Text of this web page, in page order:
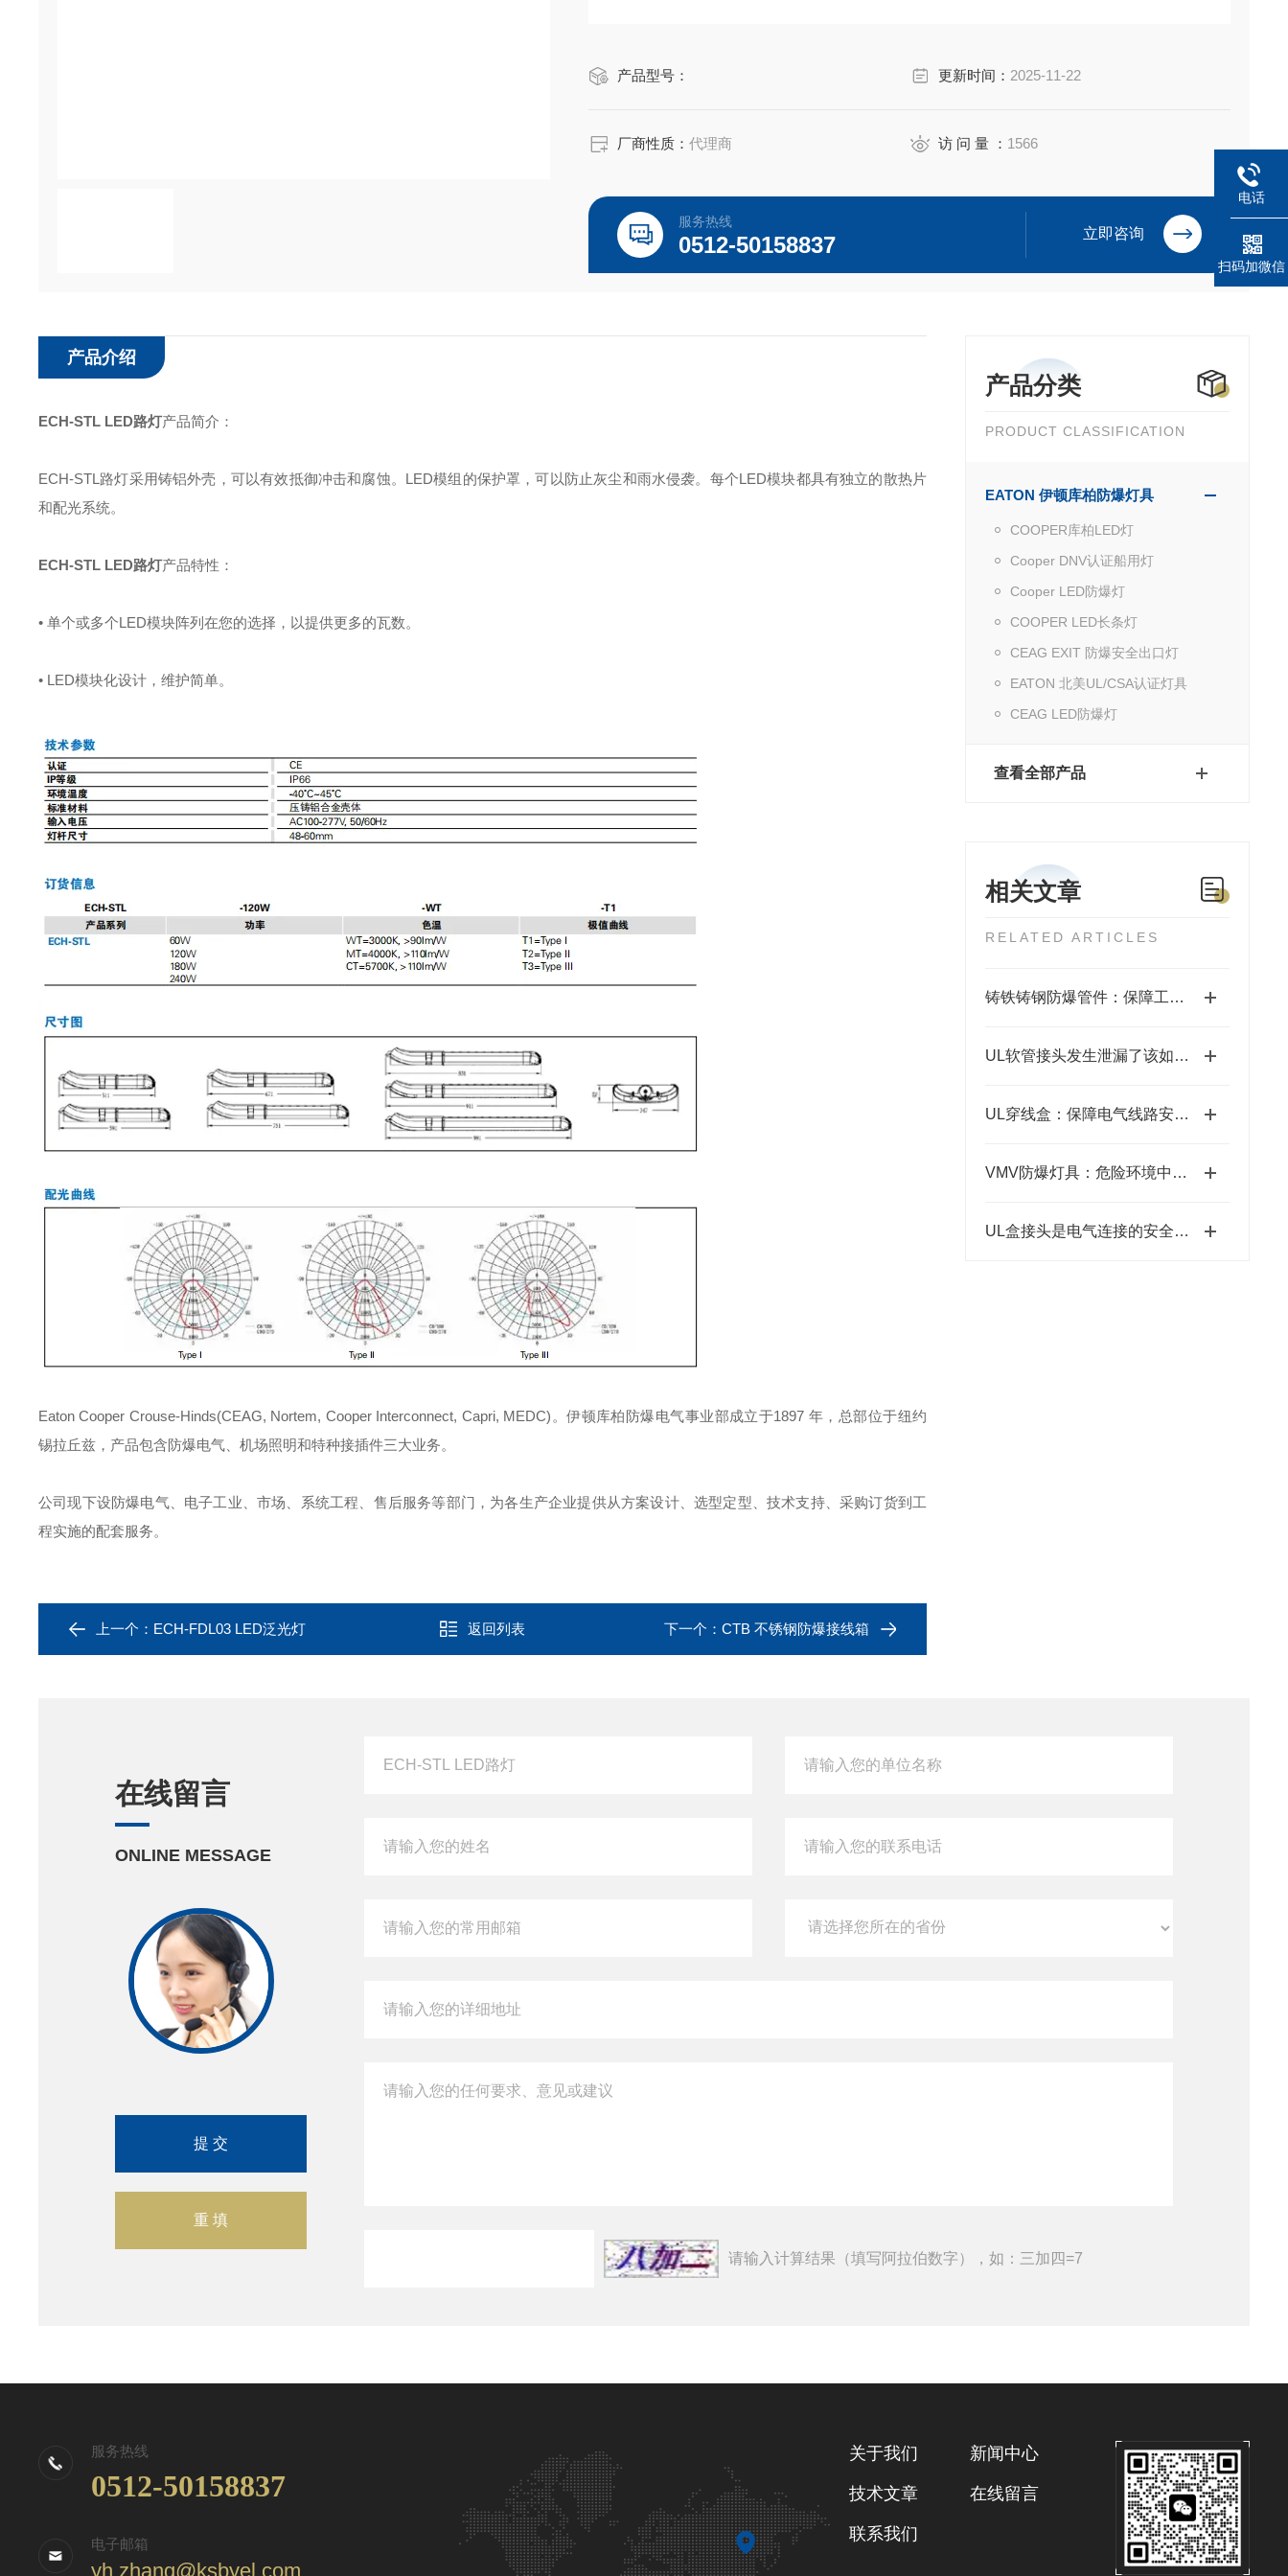
产品型号： 更新时间： 2025-11-22
厂商性质：代理商 访 问 量 ： 1566
服务热线
0512-50158837 立即咨询
产品分类
PRODUCT CLASSIFICATION
EATON 伊顿库柏防爆灯具
COOPER库柏LED灯
Cooper DNV认证船用灯
Cooper LED防爆灯
COOPER LED长条灯
CEAG EXIT 防爆安全出口灯
EATON 北美UL/CSA认证灯具
CEAG LED防爆灯
查看全部产品
相关文章
RELATED ARTICLES
铸铁铸钢防爆管件：保障工业安全的关键组件
UL软管接头发生泄漏了该如何补救？
UL穿线盒：保障电气线路安全与便捷的关键部件
VMV防爆灯具：危险环境中的光明守护者
UL盒接头是电气连接的安全守护者
产品介绍
ECH-STL LED路灯产品简介：
ECH-STL路灯采用铸铝外壳，可以有效抵御冲击和腐蚀。LED模组的保护罩，可以防止灰尘和雨水侵袭。每个LED模块都具有独立的散热片
和配光系统。
ECH-STL LED路灯产品特性：
• 单个或多个LED模块阵列在您的选择，以提供更多的瓦数。
• LED模块化设计，维护简单。
Eaton Cooper Crouse-Hinds(CEAG, Nortem, Cooper Interconnect, Capri, MEDC)。伊顿库柏防爆电气事业部成立于1897 年，总部位于纽约
锡拉丘兹，产品包含防爆电气、机场照明和特种接插件三大业务。
公司现下设防爆电气、电子工业、市场、系统工程、售后服务等部门，为各生产企业提供从方案设计、选型定型、技术支持、采购订货到工
程实施的配套服务。
上一个： ECH-FDL03 LED泛光灯 返回列表 下一个： CTB 不锈钢防爆接线箱
在线留言
ONLINE MESSAGE
请输入计算结果（填写阿拉伯数字），如：三加四=7
服务热线
0512-50158837
电子邮箱
yh.zhang@ksbyel.com
关于我们 新闻中心
技术文章 在线留言
联系我们
电话
扫码加微信